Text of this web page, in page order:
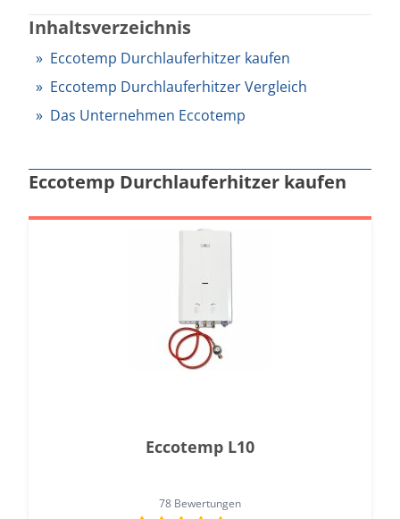
Inhaltsverzeichnis
Eccotemp Durchlauferhitzer kaufen
Eccotemp Durchlauferhitzer Vergleich
Das Unternehmen Eccotemp
Eccotemp Durchlauferhitzer kaufen
Eccotemp L10
78 Bewertungen